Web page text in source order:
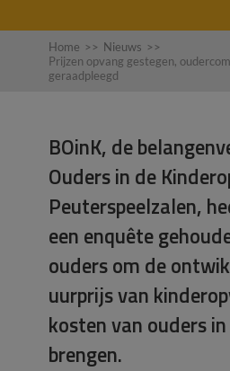
Home >> Nieuws >>
Prijzen opvang gestegen,
geraadpleegd
BOinK, de
Ouders in de
Peuterspeelzalen,
een enquête
ouders om de
uurprijs van
kosten van ouders
brengen.